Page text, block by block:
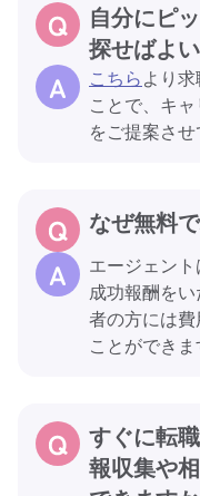
自分にピ
探せばよ
こちらより
ことで、キ
をご提案させ
なぜ無料
エージェン
成功報酬を
者の方には
ことができま
すぐに転
報収集や